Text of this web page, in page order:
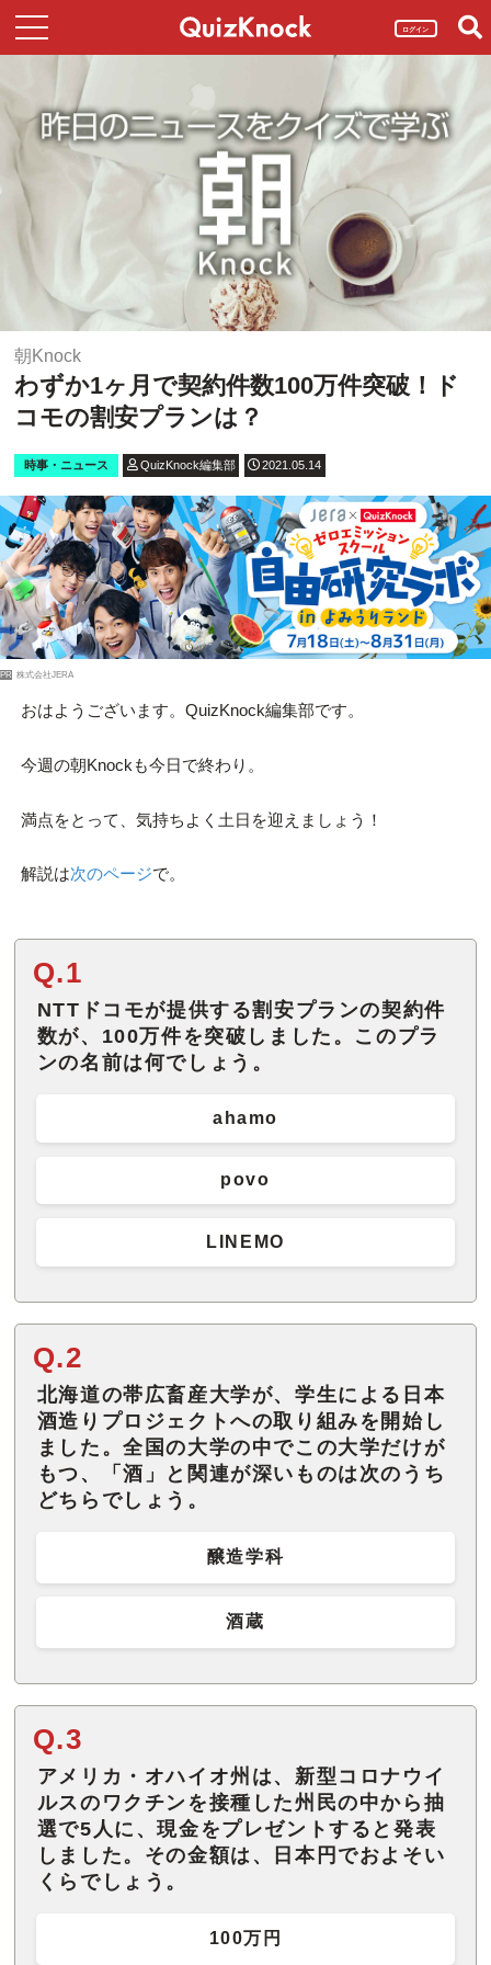
ログイン
朝Knock
わずか1ヶ月で契約件数100万件突破！ド
コモの割安プランは？
時事・ニュース QuizKnock編集部 2021.05.14
PR 株式会社JERA
おはようございます。QuizKnock編集部です。
今週の朝Knockも今日で終わり。
満点をとって、気持ちよく土日を迎えましょう！
解説は次のページで。
Q.1
NTTドコモが提供する割安プランの契約件
数が、100万件を突破しました。このプラ
ンの名前は何でしょう。
ahamo
povo
LINEMO
Q.2
北海道の帯広畜産大学が、学生による日本
酒造りプロジェクトへの取り組みを開始し
ました。全国の大学の中でこの大学だけが
もつ、「酒」と関連が深いものは次のうち
どちらでしょう。
醸造学科
酒蔵
Q.3
アメリカ・オハイオ州は、新型コロナウイ
ルスのワクチンを接種した州民の中から抽
選で5人に、現金をプレゼントすると発表
しました。その金額は、日本円でおよそい
くらでしょう。
100万円